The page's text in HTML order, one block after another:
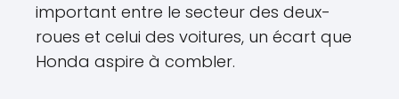
important entre le secteur des deux-
roues et celui des voitures, un écart que
Honda aspire à combler.